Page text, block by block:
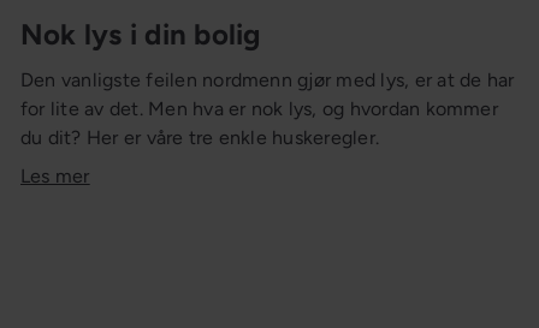
Nok lys i din bolig
Den vanligste feilen nordmenn gjør med lys, er at de har
for lite av det. Men hva er nok lys, og hvordan kommer
du dit? Her er våre tre enkle huskeregler.
Les mer